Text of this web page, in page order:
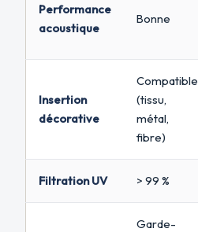
Performance
acoustique
Bonne
Insertion
décorative
Compatible
(tissu,
métal,
fibre)
Filtration UV > 99 %
Garde-